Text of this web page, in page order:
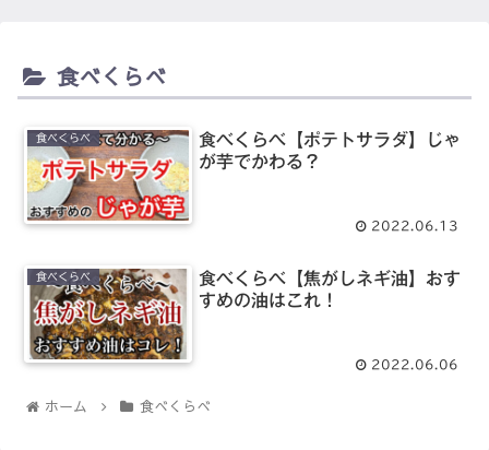
食べくらべ
食べくらべ
食べくらべ【ポテトサラダ】じゃ
が芋でかわる？
2022.06.13
食べくらべ
食べくらべ【焦がしネギ油】おす
すめの油はこれ！
2022.06.06
ホーム 食べくらべ